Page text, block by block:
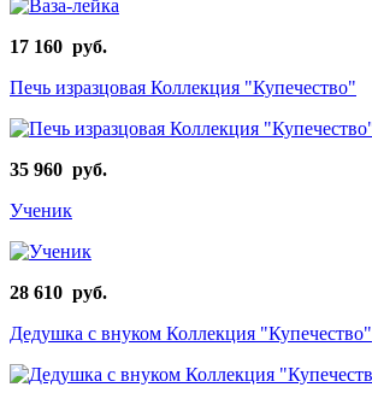
17 160 руб.
Печь изразцовая Коллекция "Купечество"
35 960 руб.
Ученик
28 610 руб.
Дедушка с внуком Коллекция "Купечество"